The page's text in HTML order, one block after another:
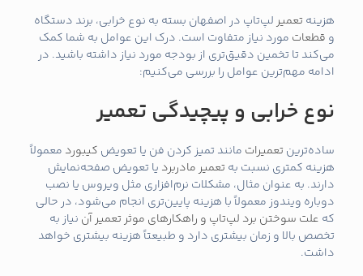
هزینه تعمیر لپ‌تاپ در اصفهان بسته به نوع خرابی، برند دستگاه
و قطعات مورد نیاز متفاوت است. درک این عوامل به شما کمک
می‌کند تا تخمین دقیق‌تری از بودجه مورد نیاز داشته باشید. در
ادامه مهم‌ترین عوامل را بررسی می‌کنیم:
نوع خرابی و پیچیدگی تعمیر
ساده‌ترین تعمیرات مانند تمیز کردن فن یا تعویض کیبورد معمولاً
هزینه کمتری نسبت به تعمیر مادربرد یا تعویض صفحه‌نمایش
دارند. به عنوان مثال، مشکلات نرم‌افزاری مثل ویروس یا نصب
دوباره ویندوز معمولاً با هزینه پایین‌تری انجام می‌شود، در حالی
که علت سوختن برد لپ‌تاپ و راهکارهای موثر تعمیر آن نیاز به
تخصص بالا و زمان بیشتری دارد و طبیعتاً هزینه بیشتری خواهد
داشت.